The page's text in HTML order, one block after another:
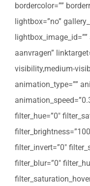
bordercolor=””
lightbox=”no”
aanvragen”
visibility,medium-
animation_type=””
filter_hue=”0″
filter_invert=”0″
filter_blur=”0″